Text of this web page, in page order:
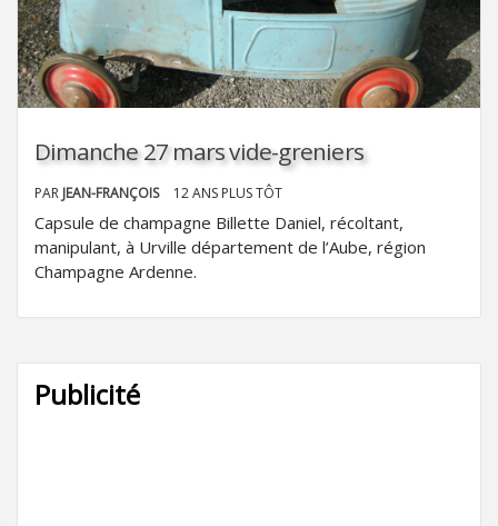
Dimanche 27 mars vide-greniers
PAR JEAN-FRANÇOIS 12 ANS PLUS TÔT
Capsule de champagne Billette Daniel, récoltant,
manipulant, à Urville département de l’Aube, région
Champagne Ardenne.
Publicité